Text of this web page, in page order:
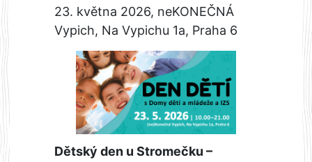
23. května 2026, neKONEČNÁ
Vypich, Na Vypichu 1a, Praha 6
Dětský den u Stromečku –